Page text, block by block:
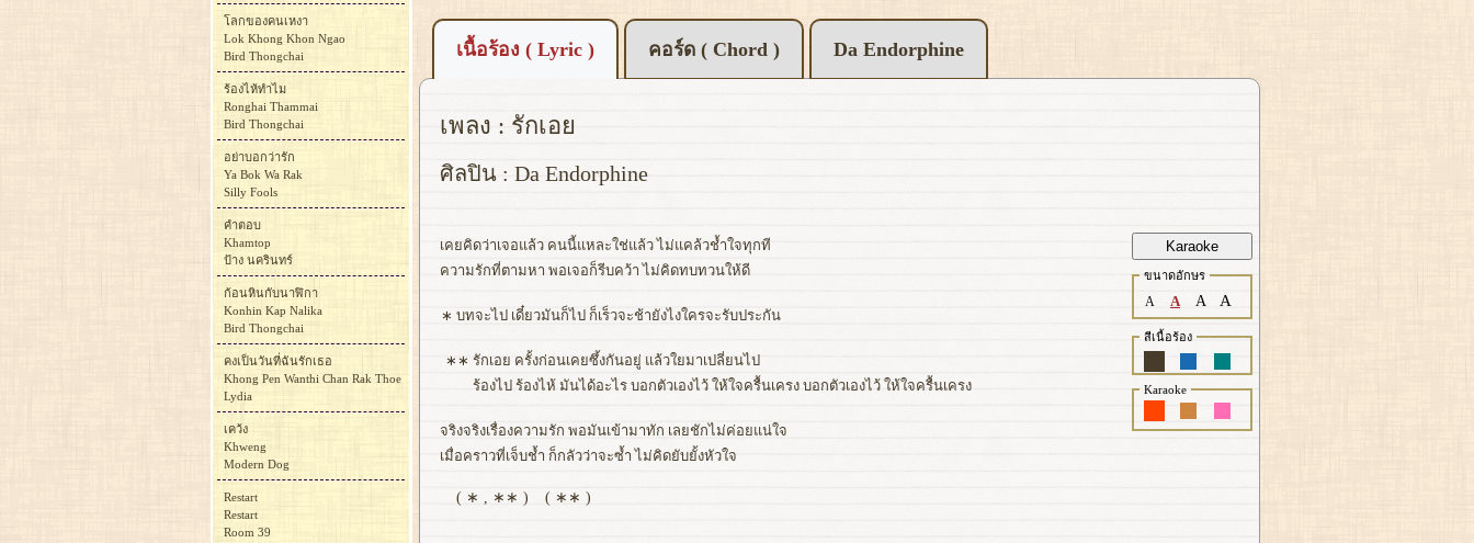
เนื้อร้อง ( Lyric ) คอร์ด ( Chord ) Da Endorphine
เพลง : รักเอย
ศิลปิน : Da Endorphine
Karaoke
ขนาดอักษร
A A A A
สีเนื้อร้อง
Karaoke
เคยคิดว่าเจอแล้ว คนนี้แหละใช่แล้ว ไม่แคล้วช้ำใจทุกที
ความรักที่ตามหา พอเจอก็รีบคว้า ไม่คิดทบทวนให้ดี
∗ บทจะไป เดี๋ยวมันก็ไป ก็เร็วจะช้ายังไงใครจะรับประกัน
∗∗ รักเอย ครั้งก่อนเคยซึ้งกันอยู่ แล้วใยมาเปลี่ยนไป
ร้องไป ร้องไห้ มันได้อะไร บอกตัวเองไว้ ให้ใจครื้นเครง บอกตัวเองไว้ ให้ใจครื้นเครง
จริงจริงเรื่องความรัก พอมันเข้ามาทัก เลยชักไม่ค่อยแน่ใจ
เมื่อคราวที่เจ็บช้ำ ก็กลัวว่าจะซ้ำ ไม่คิดยับยั้งหัวใจ
( ∗ , ∗∗ ) ( ∗∗ )
โลกของคนเหงา
Lok Khong Khon Ngao
Bird Thongchai
ร้องไห้ทำไม
Ronghai Thammai
Bird Thongchai
อย่าบอกว่ารัก
Ya Bok Wa Rak
Silly Fools
คำตอบ
Khamtop
ป้าง นครินทร์
ก้อนหินกับนาฬิกา
Konhin Kap Nalika
Bird Thongchai
คงเป็นวันที่ฉันรักเธอ
Khong Pen Wanthi Chan Rak Thoe
Lydia
เคว้ง
Khweng
Modern Dog
Restart
Restart
Room 39